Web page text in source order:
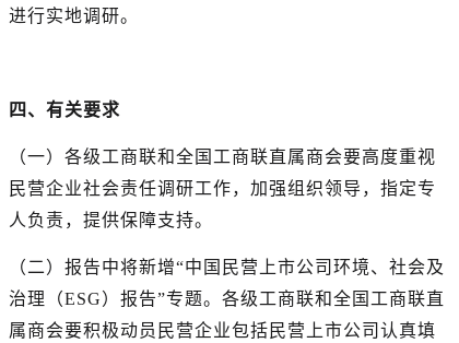
进行实地调研。
四、有关要求
（一）各级工商联和全国工商联直属商会要高度重视
民营企业社会责任调研工作，加强组织领导，指定专
人负责，提供保障支持。
（二）报告中将新增“中国民营上市公司环境、社会及
治理（ESG）报告”专题。各级工商联和全国工商联直
属商会要积极动员民营企业包括民营上市公司认真填